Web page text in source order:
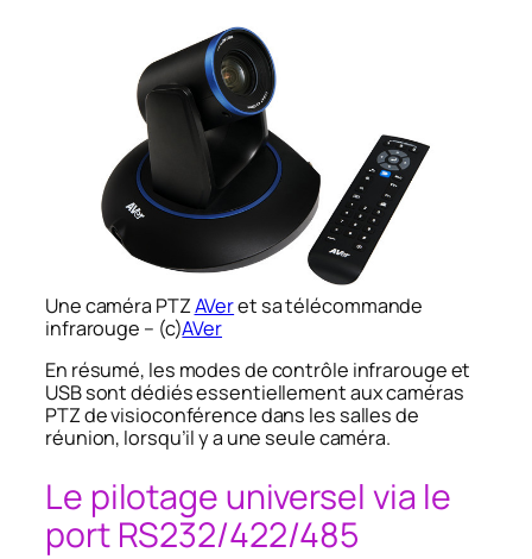
Une caméra PTZAVeret sa télécommande
infrarouge – (c)AVer
En résumé, les modes de contrôle infrarouge et
USB sont dédiés essentiellement aux caméras
PTZ de visioconférence dans les salles de
réunion, lorsqu’il y a une seule caméra.
Le pilotage universel via le
port RS232/422/485